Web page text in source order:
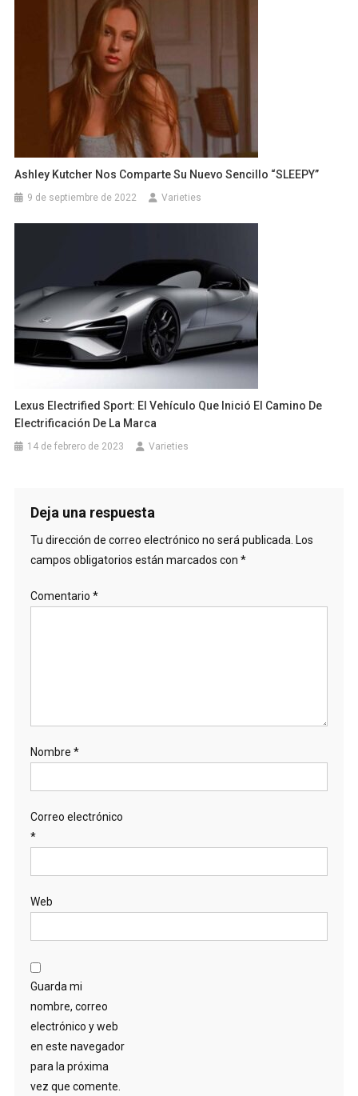
Ashley Kutcher Nos Comparte Su Nuevo Sencillo “SLEEPY”
9 de septiembre de 2022 Varieties
Lexus Electrified Sport: El Vehículo Que Inició El Camino De
Electrificación De La Marca
14 de febrero de 2023 Varieties
Deja una respuesta
Tu dirección de correo electrónico no será publicada. Los
campos obligatorios están marcados con *
Comentario *
Nombre *
Correo electrónico
*
Web
Guarda mi
nombre, correo
electrónico y web
en este navegador
para la próxima
vez que comente.